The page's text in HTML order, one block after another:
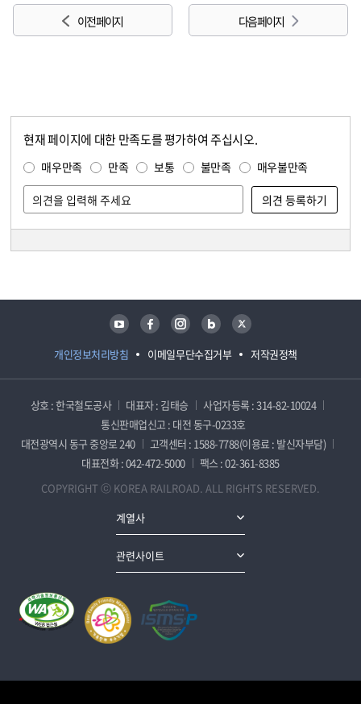
이전 페이지 다음 페이지
현재 페이지에 대한 만족도를 평가하여 주십시오.
매우만족 만족 보통 불만족 매우불만족
개인정보처리방침 이메일무단수집거부 저작권정책
유튜브 페이스북 인스타그램 블로그 트위터
상호 : 한국철도공사 대표자 : 김태승
사업자등록 : 314-82-10024
통신판매업신고 : 대전 동구-0233호
대전광역시 동구 중앙로 240
고객센터 : 1588-7788(이용료 : 발신자부담)
대표전화 : 042-472-5000
팩스 : 02-361-8385
COPYRIGHT ⓒ KOREA RAILROAD. ALL RIGHTS RESERVED.
계열사
관련사이트